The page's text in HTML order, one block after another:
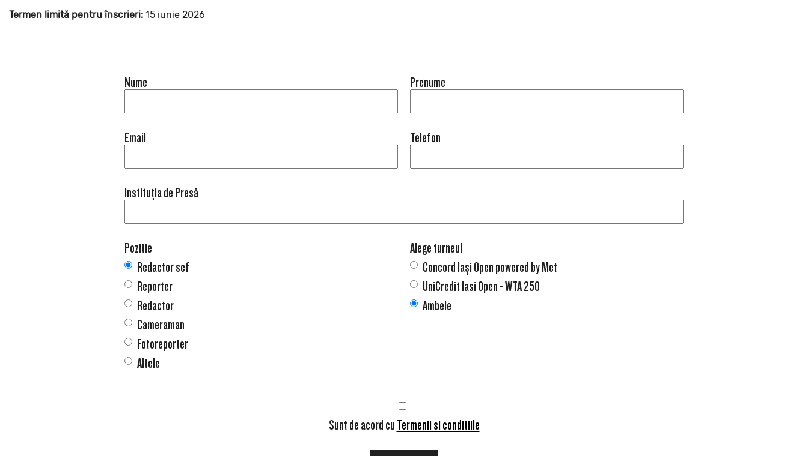
Termen limită pentru înscrieri: 15 iunie 2026
Nume Prenume
Email Telefon
Instituția de Presă
Pozitie
Redactor sef
Reporter
Redactor
Cameraman
Fotoreporter
Altele
Alege turneul
Concord Iași Open powered by Met
UniCredit Iasi Open - WTA 250
Ambele
Sunt de acord cu Termenii si conditiile